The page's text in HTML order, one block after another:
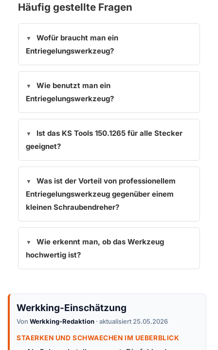
Häufig gestellte Fragen
Wofür braucht man ein
Entriegelungswerkzeug?
Wie benutzt man ein
Entriegelungswerkzeug?
Ist das KS Tools 150.1265 für alle Stecker
geeignet?
Was ist der Vorteil von professionellem
Entriegelungswerkzeug gegenüber einem
kleinen Schraubendreher?
Wie erkennt man, ob das Werkzeug
hochwertig ist?
Werkking-Einschätzung
Von Werkking-Redaktion · aktualisiert 25.05.2026
STAERKEN UND SCHWAECHEN IM UEBERBLICK